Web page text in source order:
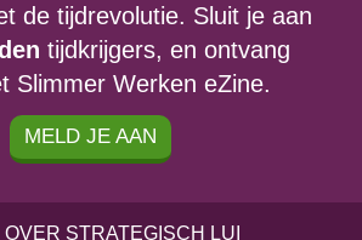
de tijdrevolutie. Sluit je aan
tijdkrijgers, en ontvang
Slimmer Werken eZine.
MELD JE AAN
OVER STRATEGISCH LUI